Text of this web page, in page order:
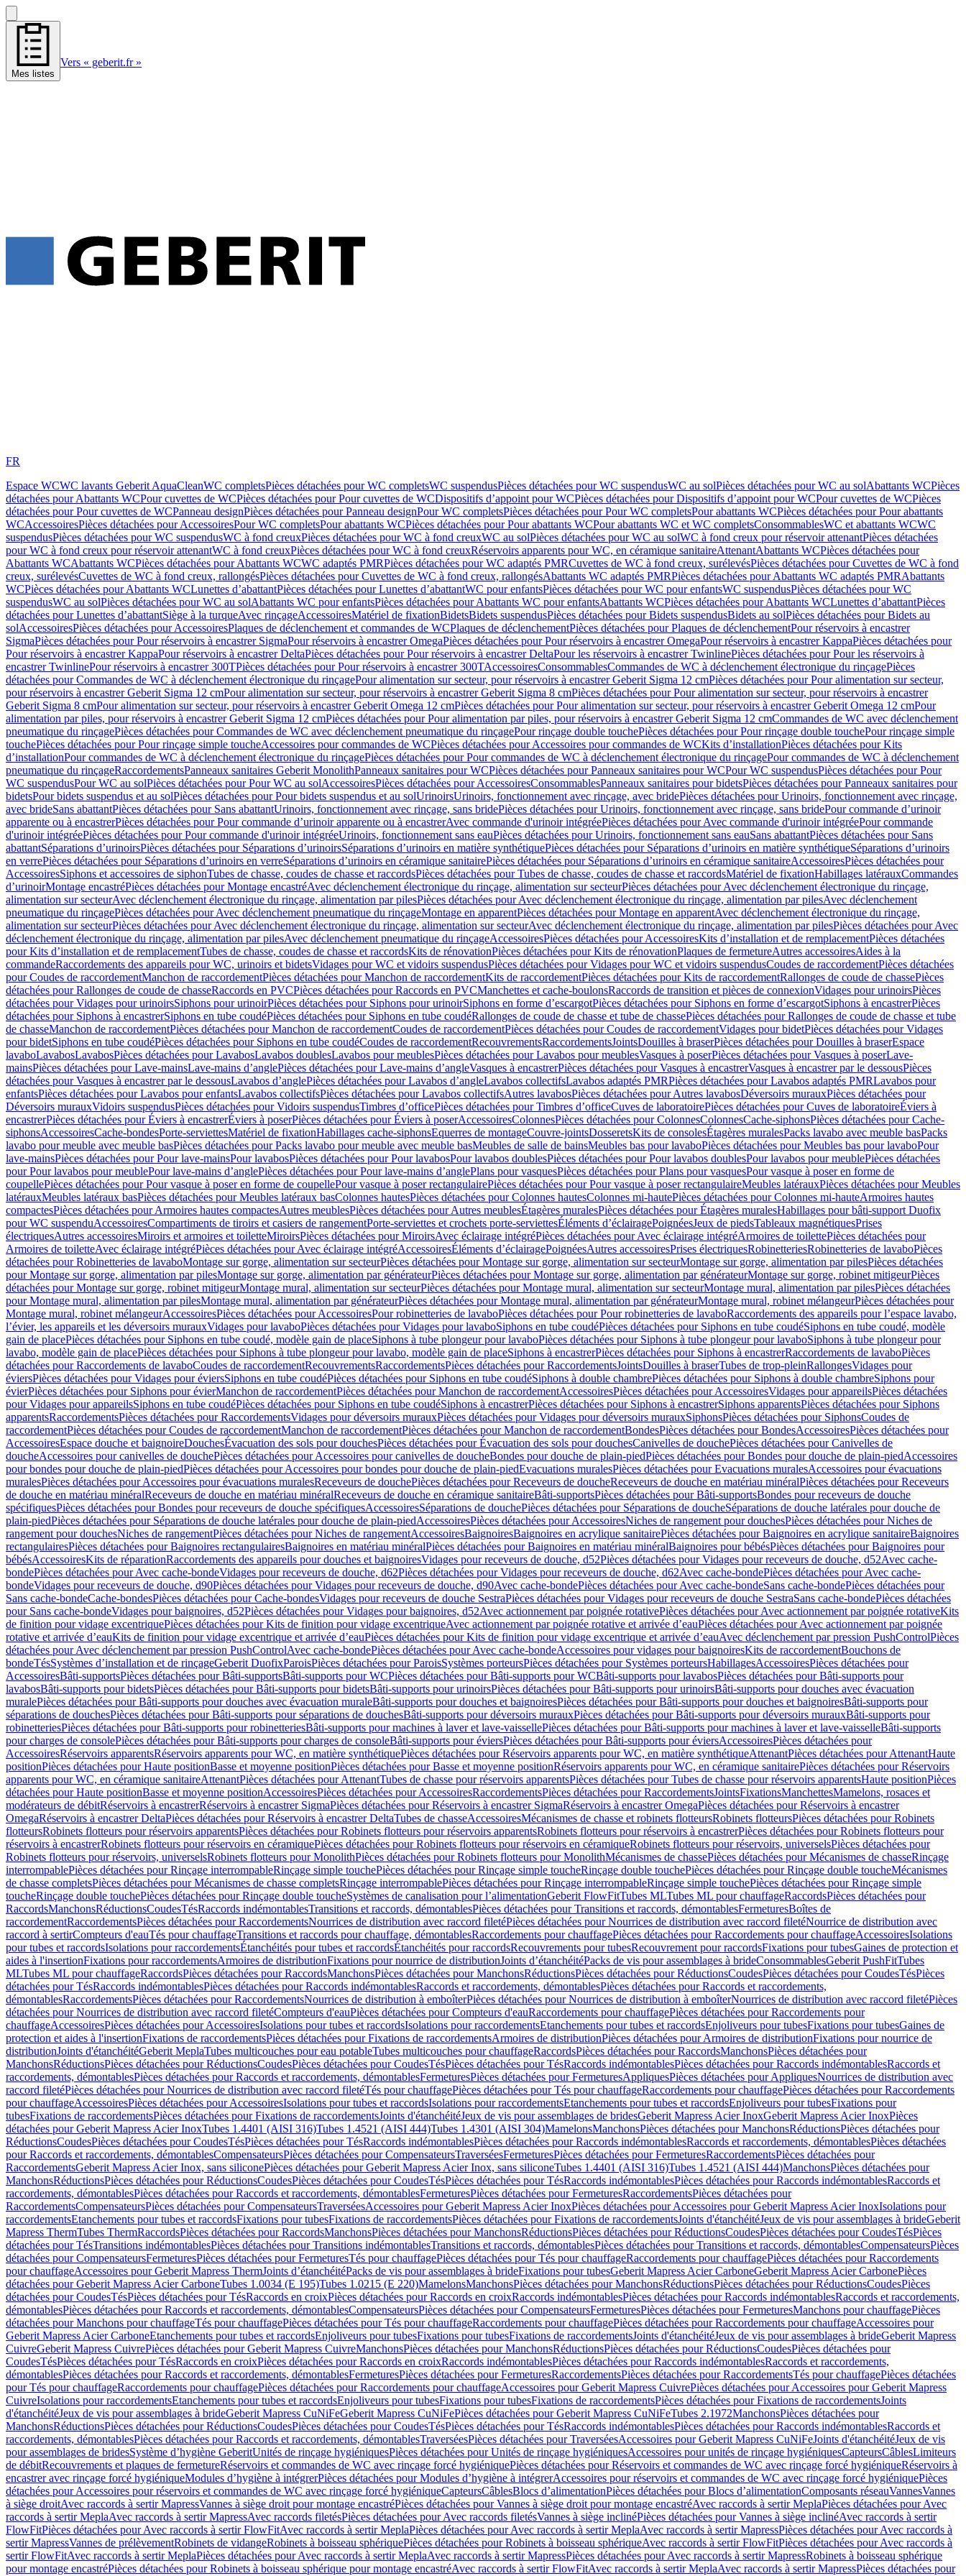
Mes listes
Vers « geberit.fr »
FR
Espace WCWC lavants Geberit AquaCleanWC completsPièces détachées pour WC completsWC suspendusPièces détachées pour WC suspendusWC au solPièces détachées pour WC au solAbattants WCPièces
détachées pour Abattants WCPour cuvettes de WCPièces détachées pour Pour cuvettes de WCDispositifs d’appoint pour WCPièces détachées pour Dispositifs d’appoint pour WCPour cuvettes de WCPièces
détachées pour Pour cuvettes de WCPanneau designPièces détachées pour Panneau designPour WC completsPièces détachées pour Pour WC completsPour abattants WCPièces détachées pour Pour abattants
WCAccessoiresPièces détachées pour AccessoiresPour WC completsPour abattants WCPièces détachées pour Pour abattants WCPour abattants WC et WC completsConsommablesWC et abattants WCWC
suspendusPièces détachées pour WC suspendusWC à fond creuxPièces détachées pour WC à fond creuxWC au solPièces détachées pour WC au solWC à fond creux pour réservoir attenantPièces détachées
pour WC à fond creux pour réservoir attenantWC à fond creuxPièces détachées pour WC à fond creuxRéservoirs apparents pour WC, en céramique sanitaireAttenantAbattants WCPièces détachées pour
Abattants WCAbattants WCPièces détachées pour Abattants WCWC adaptés PMRPièces détachées pour WC adaptés PMRCuvettes de WC à fond creux, surélevésPièces détachées pour Cuvettes de WC à fond
creux, surélevésCuvettes de WC à fond creux, rallongésPièces détachées pour Cuvettes de WC à fond creux, rallongésAbattants WC adaptés PMRPièces détachées pour Abattants WC adaptés PMRAbattants
WCPièces détachées pour Abattants WCLunettes d’abattantPièces détachées pour Lunettes d’abattantWC pour enfantsPièces détachées pour WC pour enfantsWC suspendusPièces détachées pour WC
suspendusWC au solPièces détachées pour WC au solAbattants WC pour enfantsPièces détachées pour Abattants WC pour enfantsAbattants WCPièces détachées pour Abattants WCLunettes d’abattantPièces
détachées pour Lunettes d’abattantSiège à la turqueAvec rinçageAccessoiresMatériel de fixationBidetsBidets suspendusPièces détachées pour Bidets suspendusBidets au solPièces détachées pour Bidets au
solAccessoiresPièces détachées pour AccessoiresPlaques de déclenchement et commandes de WCPlaques de déclenchementPièces détachées pour Plaques de déclenchementPour réservoirs à encastrer
SigmaPièces détachées pour Pour réservoirs à encastrer SigmaPour réservoirs à encastrer OmegaPièces détachées pour Pour réservoirs à encastrer OmegaPour réservoirs à encastrer KappaPièces détachées pour
Pour réservoirs à encastrer KappaPour réservoirs à encastrer DeltaPièces détachées pour Pour réservoirs à encastrer DeltaPour les réservoirs à encastrer TwinlinePièces détachées pour Pour les réservoirs à
encastrer TwinlinePour réservoirs à encastrer 300TPièces détachées pour Pour réservoirs à encastrer 300TAccessoiresConsommablesCommandes de WC à déclenchement électronique du rinçagePièces
détachées pour Commandes de WC à déclenchement électronique du rinçagePour alimentation sur secteur, pour réservoirs à encastrer Geberit Sigma 12 cmPièces détachées pour Pour alimentation sur secteur,
pour réservoirs à encastrer Geberit Sigma 12 cmPour alimentation sur secteur, pour réservoirs à encastrer Geberit Sigma 8 cmPièces détachées pour Pour alimentation sur secteur, pour réservoirs à encastrer
Geberit Sigma 8 cmPour alimentation sur secteur, pour réservoirs à encastrer Geberit Omega 12 cmPièces détachées pour Pour alimentation sur secteur, pour réservoirs à encastrer Geberit Omega 12 cmPour
alimentation par piles, pour réservoirs à encastrer Geberit Sigma 12 cmPièces détachées pour Pour alimentation par piles, pour réservoirs à encastrer Geberit Sigma 12 cmCommandes de WC avec déclenchement
pneumatique du rinçagePièces détachées pour Commandes de WC avec déclenchement pneumatique du rinçagePour rinçage double touchePièces détachées pour Pour rinçage double touchePour rinçage simple
touchePièces détachées pour Pour rinçage simple toucheAccessoires pour commandes de WCPièces détachées pour Accessoires pour commandes de WCKits d’installationPièces détachées pour Kits
d’installationPour commandes de WC à déclenchement électronique du rinçagePièces détachées pour Pour commandes de WC à déclenchement électronique du rinçagePour commandes de WC à déclenchement
pneumatique du rinçageRaccordementsPanneaux sanitaires Geberit MonolithPanneaux sanitaires pour WCPièces détachées pour Panneaux sanitaires pour WCPour WC suspendusPièces détachées pour Pour
WC suspendusPour WC au solPièces détachées pour Pour WC au solAccessoiresPièces détachées pour AccessoiresConsommablesPanneaux sanitaires pour bidetsPièces détachées pour Panneaux sanitaires pour
bidetsPour bidets suspendus et au solPièces détachées pour Pour bidets suspendus et au solUrinoirsUrinoirs, fonctionnement avec rinçage, avec bridePièces détachées pour Urinoirs, fonctionnement avec rinçage,
avec brideSans abattantPièces détachées pour Sans abattantUrinoirs, fonctionnement avec rinçage, sans bridePièces détachées pour Urinoirs, fonctionnement avec rinçage, sans bridePour commande d’urinoir
apparente ou à encastrerPièces détachées pour Pour commande d’urinoir apparente ou à encastrerAvec commande d'urinoir intégréePièces détachées pour Avec commande d'urinoir intégréePour commande
d'urinoir intégréePièces détachées pour Pour commande d'urinoir intégréeUrinoirs, fonctionnement sans eauPièces détachées pour Urinoirs, fonctionnement sans eauSans abattantPièces détachées pour Sans
abattantSéparations d’urinoirsPièces détachées pour Séparations d’urinoirsSéparations d’urinoirs en matière synthétiquePièces détachées pour Séparations d’urinoirs en matière synthétiqueSéparations d’urinoirs
en verrePièces détachées pour Séparations d’urinoirs en verreSéparations d’urinoirs en céramique sanitairePièces détachées pour Séparations d’urinoirs en céramique sanitaireAccessoiresPièces détachées pour
AccessoiresSiphons et accessoires de siphonTubes de chasse, coudes de chasse et raccordsPièces détachées pour Tubes de chasse, coudes de chasse et raccordsMatériel de fixationHabillages latérauxCommandes
dʼurinoirMontage encastréPièces détachées pour Montage encastréAvec déclenchement électronique du rinçage, alimentation sur secteurPièces détachées pour Avec déclenchement électronique du rinçage,
alimentation sur secteurAvec déclenchement électronique du rinçage, alimentation par pilesPièces détachées pour Avec déclenchement électronique du rinçage, alimentation par pilesAvec déclenchement
pneumatique du rinçagePièces détachées pour Avec déclenchement pneumatique du rinçageMontage en apparentPièces détachées pour Montage en apparentAvec déclenchement électronique du rinçage,
alimentation sur secteurPièces détachées pour Avec déclenchement électronique du rinçage, alimentation sur secteurAvec déclenchement électronique du rinçage, alimentation par pilesPièces détachées pour Avec
déclenchement électronique du rinçage, alimentation par pilesAvec déclenchement pneumatique du rinçageAccessoiresPièces détachées pour AccessoiresKits d’installation et de remplacementPièces détachées
pour Kits d’installation et de remplacementTubes de chasse, coudes de chasse et raccordsKits de rénovationPièces détachées pour Kits de rénovationPlaques de fermetureAutres accessoiresAides à la
commandeRaccordements des appareils pour WC, urinoirs et bidetsVidages pour WC et vidoirs suspendusPièces détachées pour Vidages pour WC et vidoirs suspendusCoudes de raccordementPièces détachées
pour Coudes de raccordementManchon de raccordementPièces détachées pour Manchon de raccordementKits de raccordementPièces détachées pour Kits de raccordementRallonges de coude de chassePièces
détachées pour Rallonges de coude de chasseRaccords en PVCPièces détachées pour Raccords en PVCManchettes et cache-boulonsRaccords de transition et pièces de connexionVidages pour urinoirsPièces
détachées pour Vidages pour urinoirsSiphons pour urinoirPièces détachées pour Siphons pour urinoirSiphons en forme d’escargotPièces détachées pour Siphons en forme d’escargotSiphons à encastrerPièces
détachées pour Siphons à encastrerSiphons en tube coudéPièces détachées pour Siphons en tube coudéRallonges de coude de chasse et tube de chassePièces détachées pour Rallonges de coude de chasse et tube
de chasseManchon de raccordementPièces détachées pour Manchon de raccordementCoudes de raccordementPièces détachées pour Coudes de raccordementVidages pour bidetPièces détachées pour Vidages
pour bidetSiphons en tube coudéPièces détachées pour Siphons en tube coudéCoudes de raccordementRecouvrementsRaccordementsJointsDouilles à braserPièces détachées pour Douilles à braserEspace
lavaboLavabosLavabosPièces détachées pour LavabosLavabos doublesLavabos pour meublesPièces détachées pour Lavabos pour meublesVasques à poserPièces détachées pour Vasques à poserLave-
mainsPièces détachées pour Lave-mainsLave-mains d’anglePièces détachées pour Lave-mains d’angleVasques à encastrerPièces détachées pour Vasques à encastrerVasques à encastrer par le dessousPièces
détachées pour Vasques à encastrer par le dessousLavabos d’anglePièces détachées pour Lavabos d’angleLavabos collectifsLavabos adaptés PMRPièces détachées pour Lavabos adaptés PMRLavabos pour
enfantsPièces détachées pour Lavabos pour enfantsLavabos collectifsPièces détachées pour Lavabos collectifsAutres lavabosPièces détachées pour Autres lavabosDéversoirs murauxPièces détachées pour
Déversoirs murauxVidoirs suspendusPièces détachées pour Vidoirs suspendusTimbres dʼofficePièces détachées pour Timbres dʼofficeCuves de laboratoirePièces détachées pour Cuves de laboratoireÉviers à
encastrerPièces détachées pour Éviers à encastrerÉviers à poserPièces détachées pour Éviers à poserAccessoiresColonnesPièces détachées pour ColonnesColonnesCache-siphonsPièces détachées pour Cache-
siphonsAccessoiresCache-bondesPorte-serviettesMatériel de fixationHabillages cache-siphonsEquerres de montageCouvre-jointsDosseretsKits de consolesÉtagères muralesPacks lavabo avec meuble basPacks
lavabo pour meuble avec meuble basPièces détachées pour Packs lavabo pour meuble avec meuble basMeubles de salle de bainsMeubles bas pour lavaboPièces détachées pour Meubles bas pour lavaboPour
lave-mainsPièces détachées pour Pour lave-mainsPour lavabosPièces détachées pour Pour lavabosPour lavabos doublesPièces détachées pour Pour lavabos doublesPour lavabos pour meublePièces détachées
pour Pour lavabos pour meublePour lave-mains d’anglePièces détachées pour Pour lave-mains d’anglePlans pour vasquesPièces détachées pour Plans pour vasquesPour vasque à poser en forme de
coupellePièces détachées pour Pour vasque à poser en forme de coupellePour vasque à poser rectangulairePièces détachées pour Pour vasque à poser rectangulaireMeubles latérauxPièces détachées pour Meubles
latérauxMeubles latéraux basPièces détachées pour Meubles latéraux basColonnes hautesPièces détachées pour Colonnes hautesColonnes mi-hautePièces détachées pour Colonnes mi-hauteArmoires hautes
compactesPièces détachées pour Armoires hautes compactesAutres meublesPièces détachées pour Autres meublesÉtagères muralesPièces détachées pour Étagères muralesHabillages pour bâti-support Duofix
pour WC suspenduAccessoiresCompartiments de tiroirs et casiers de rangementPorte-serviettes et crochets porte-serviettesÉléments d’éclairagePoignéesJeux de piedsTableaux magnétiquesPrises
électriquesAutres accessoiresMiroirs et armoires et toiletteMiroirsPièces détachées pour MiroirsAvec éclairage intégréPièces détachées pour Avec éclairage intégréArmoires de toilettePièces détachées pour
Armoires de toiletteAvec éclairage intégréPièces détachées pour Avec éclairage intégréAccessoiresÉléments d’éclairagePoignéesAutres accessoiresPrises électriquesRobinetteriesRobinetteries de lavaboPièces
détachées pour Robinetteries de lavaboMontage sur gorge, alimentation sur secteurPièces détachées pour Montage sur gorge, alimentation sur secteurMontage sur gorge, alimentation par pilesPièces détachées
pour Montage sur gorge, alimentation par pilesMontage sur gorge, alimentation par générateurPièces détachées pour Montage sur gorge, alimentation par générateurMontage sur gorge, robinet mitigeurPièces
détachées pour Montage sur gorge, robinet mitigeurMontage mural, alimentation sur secteurPièces détachées pour Montage mural, alimentation sur secteurMontage mural, alimentation par pilesPièces détachées
pour Montage mural, alimentation par pilesMontage mural, alimentation par générateurPièces détachées pour Montage mural, alimentation par générateurMontage mural, robinet mélangeurPièces détachées pour
Montage mural, robinet mélangeurAccessoiresPièces détachées pour AccessoiresPour robinetteries de lavaboPièces détachées pour Pour robinetteries de lavaboRaccordements des appareils pour l’espace lavabo,
l’évier, les appareils et les déversoirs murauxVidages pour lavaboPièces détachées pour Vidages pour lavaboSiphons en tube coudéPièces détachées pour Siphons en tube coudéSiphons en tube coudé, modèle
gain de placePièces détachées pour Siphons en tube coudé, modèle gain de placeSiphons à tube plongeur pour lavaboPièces détachées pour Siphons à tube plongeur pour lavaboSiphons à tube plongeur pour
lavabo, modèle gain de placePièces détachées pour Siphons à tube plongeur pour lavabo, modèle gain de placeSiphons à encastrerPièces détachées pour Siphons à encastrerRaccordements de lavaboPièces
détachées pour Raccordements de lavaboCoudes de raccordementRecouvrementsRaccordementsPièces détachées pour RaccordementsJointsDouilles à braserTubes de trop-pleinRallongesVidages pour
éviersPièces détachées pour Vidages pour éviersSiphons en tube coudéPièces détachées pour Siphons en tube coudéSiphons à double chambrePièces détachées pour Siphons à double chambreSiphons pour
évierPièces détachées pour Siphons pour évierManchon de raccordementPièces détachées pour Manchon de raccordementAccessoiresPièces détachées pour AccessoiresVidages pour appareilsPièces détachées
pour Vidages pour appareilsSiphons en tube coudéPièces détachées pour Siphons en tube coudéSiphons à encastrerPièces détachées pour Siphons à encastrerSiphons apparentsPièces détachées pour Siphons
apparentsRaccordementsPièces détachées pour RaccordementsVidages pour déversoirs murauxPièces détachées pour Vidages pour déversoirs murauxSiphonsPièces détachées pour SiphonsCoudes de
raccordementPièces détachées pour Coudes de raccordementManchon de raccordementPièces détachées pour Manchon de raccordementBondesPièces détachées pour BondesAccessoiresPièces détachées pour
AccessoiresEspace douche et baignoireDouchesÉvacuation des sols pour douchesPièces détachées pour Évacuation des sols pour douchesCanivelles de douchePièces détachées pour Canivelles de
doucheAccessoires pour canivelles de douchePièces détachées pour Accessoires pour canivelles de doucheBondes pour douche de plain-piedPièces détachées pour Bondes pour douche de plain-piedAccessoires
pour bondes pour douche de plain-piedPièces détachées pour Accessoires pour bondes pour douche de plain-piedEvacuations muralesPièces détachées pour Evacuations muralesAccessoires pour évacuations
muralesPièces détachées pour Accessoires pour évacuations muralesReceveurs de douchePièces détachées pour Receveurs de doucheReceveurs de douche en matériau minéralPièces détachées pour Receveurs
de douche en matériau minéralReceveurs de douche en matériau minéralReceveurs de douche en céramique sanitaireBâti-supportsPièces détachées pour Bâti-supportsBondes pour receveurs de douche
spécifiquesPièces détachées pour Bondes pour receveurs de douche spécifiquesAccessoiresSéparations de douchePièces détachées pour Séparations de doucheSéparations de douche latérales pour douche de
plain-piedPièces détachées pour Séparations de douche latérales pour douche de plain-piedAccessoiresPièces détachées pour AccessoiresNiches de rangement pour douchesPièces détachées pour Niches de
rangement pour douchesNiches de rangementPièces détachées pour Niches de rangementAccessoiresBaignoiresBaignoires en acrylique sanitairePièces détachées pour Baignoires en acrylique sanitaireBaignoires
rectangulairesPièces détachées pour Baignoires rectangulairesBaignoires en matériau minéralPièces détachées pour Baignoires en matériau minéralBaignoires pour bébésPièces détachées pour Baignoires pour
bébésAccessoiresKits de réparationRaccordements des appareils pour douches et baignoiresVidages pour receveurs de douche, d52Pièces détachées pour Vidages pour receveurs de douche, d52Avec cache-
bondePièces détachées pour Avec cache-bondeVidages pour receveurs de douche, d62Pièces détachées pour Vidages pour receveurs de douche, d62Avec cache-bondePièces détachées pour Avec cache-
bondeVidages pour receveurs de douche, d90Pièces détachées pour Vidages pour receveurs de douche, d90Avec cache-bondePièces détachées pour Avec cache-bondeSans cache-bondePièces détachées pour
Sans cache-bondeCache-bondesPièces détachées pour Cache-bondesVidages pour receveurs de douche SestraPièces détachées pour Vidages pour receveurs de douche SestraSans cache-bondePièces détachées
pour Sans cache-bondeVidages pour baignoires, d52Pièces détachées pour Vidages pour baignoires, d52Avec actionnement par poignée rotativePièces détachées pour Avec actionnement par poignée rotativeKits
de finition pour vidage excentriquePièces détachées pour Kits de finition pour vidage excentriqueAvec actionnement par poignée rotative et arrivée d’eauPièces détachées pour Avec actionnement par poignée
rotative et arrivée d’eauKits de finition pour vidage excentrique et arrivée d’eauPièces détachées pour Kits de finition pour vidage excentrique et arrivée d’eauAvec déclenchement par pression PushControlPièces
détachées pour Avec déclenchement par pression PushControlAvec cache-bondePièces détachées pour Avec cache-bondeAccessoires pour vidages pour baignoiresKits de raccordementBouchons de
bondeTésSystèmes d’installation et de rinçageGeberit DuofixParoisPièces détachées pour ParoisSystèmes porteursPièces détachées pour Systèmes porteursHabillagesAccessoiresPièces détachées pour
AccessoiresBâti-supportsPièces détachées pour Bâti-supportsBâti-supports pour WCPièces détachées pour Bâti-supports pour WCBâti-supports pour lavabosPièces détachées pour Bâti-supports pour
lavabosBâti-supports pour bidetsPièces détachées pour Bâti-supports pour bidetsBâti-supports pour urinoirsPièces détachées pour Bâti-supports pour urinoirsBâti-supports pour douches avec évacuation
muralePièces détachées pour Bâti-supports pour douches avec évacuation muraleBâti-supports pour douches et baignoiresPièces détachées pour Bâti-supports pour douches et baignoiresBâti-supports pour
séparations de douchesPièces détachées pour Bâti-supports pour séparations de douchesBâti-supports pour déversoirs murauxPièces détachées pour Bâti-supports pour déversoirs murauxBâti-supports pour
robinetteriesPièces détachées pour Bâti-supports pour robinetteriesBâti-supports pour machines à laver et lave-vaissellePièces détachées pour Bâti-supports pour machines à laver et lave-vaisselleBâti-supports
pour charges de consolePièces détachées pour Bâti-supports pour charges de consoleBâti-supports pour éviersPièces détachées pour Bâti-supports pour éviersAccessoiresPièces détachées pour
AccessoiresRéservoirs apparentsRéservoirs apparents pour WC, en matière synthétiquePièces détachées pour Réservoirs apparents pour WC, en matière synthétiqueAttenantPièces détachées pour AttenantHaute
positionPièces détachées pour Haute positionBasse et moyenne positionPièces détachées pour Basse et moyenne positionRéservoirs apparents pour WC, en céramique sanitairePièces détachées pour Réservoirs
apparents pour WC, en céramique sanitaireAttenantPièces détachées pour AttenantTubes de chasse pour réservoirs apparentsPièces détachées pour Tubes de chasse pour réservoirs apparentsHaute positionPièces
détachées pour Haute positionBasse et moyenne positionAccessoiresPièces détachées pour AccessoiresRaccordementsPièces détachées pour RaccordementsJointsFixationsManchettesMamelons, rosaces et
modérateurs de débitRéservoirs à encastrerRéservoirs à encastrer SigmaPièces détachées pour Réservoirs à encastrer SigmaRéservoirs à encastrer OmegaPièces détachées pour Réservoirs à encastrer
OmegaRéservoirs à encastrer DeltaPièces détachées pour Réservoirs à encastrer DeltaTubes de chasseAccessoiresMécanismes de chasse et robinets flotteursRobinets flotteursPièces détachées pour Robinets
flotteursRobinets flotteurs pour réservoirs apparentsPièces détachées pour Robinets flotteurs pour réservoirs apparentsRobinets flotteurs pour réservoirs à encastrerPièces détachées pour Robinets flotteurs pour
réservoirs à encastrerRobinets flotteurs pour réservoirs en céramiquePièces détachées pour Robinets flotteurs pour réservoirs en céramiqueRobinets flotteurs pour réservoirs, universelsPièces détachées pour
Robinets flotteurs pour réservoirs, universelsRobinets flotteurs pour MonolithPièces détachées pour Robinets flotteurs pour MonolithMécanismes de chassePièces détachées pour Mécanismes de chasseRinçage
interrompablePièces détachées pour Rinçage interrompableRinçage simple touchePièces détachées pour Rinçage simple toucheRinçage double touchePièces détachées pour Rinçage double toucheMécanismes
de chasse completsPièces détachées pour Mécanismes de chasse completsRinçage interrompablePièces détachées pour Rinçage interrompableRinçage simple touchePièces détachées pour Rinçage simple
toucheRinçage double touchePièces détachées pour Rinçage double toucheSystèmes de canalisation pour l’alimentationGeberit FlowFitTubes MLTubes ML pour chauffageRaccordsPièces détachées pour
RaccordsManchonsRéductionsCoudesTésRaccords indémontablesTransitions et raccords, démontablesPièces détachées pour Transitions et raccords, démontablesFermeturesBoîtes de
raccordementRaccordementsPièces détachées pour RaccordementsNourrices de distribution avec raccord filetéPièces détachées pour Nourrices de distribution avec raccord filetéNourrice de distribution avec
raccord à sertirCompteurs d'eauTés pour chauffageTransitions et raccords pour chauffage, démontablesRaccordements pour chauffagePièces détachées pour Raccordements pour chauffageAccessoiresIsolations
pour tubes et raccordsIsolations pour raccordementsÉtanchéités pour tubes et raccordsÉtanchéités pour raccordsRecouvrements pour tubesRecouvrement pour raccordsFixations pour tubesGaines de protection et
aides à l'insertionFixations pour raccordementsArmoires de distributionFixations pour nourrice de distributionJoints d’étanchéitéPacks de vis pour assemblages à brideConsommablesGeberit PushFitTubes
MLTubes ML pour chauffageRaccordsPièces détachées pour RaccordsManchonsPièces détachées pour ManchonsRéductionsPièces détachées pour RéductionsCoudesPièces détachées pour CoudesTésPièces
détachées pour TésRaccords indémontablesPièces détachées pour Raccords indémontablesRaccords et raccordements, démontablesPièces détachées pour Raccords et raccordements,
démontablesRaccordementsPièces détachées pour RaccordementsNourrices de distribution à emboîterPièces détachées pour Nourrices de distribution à emboîterNourrices de distribution avec raccord filetéPièces
détachées pour Nourrices de distribution avec raccord filetéCompteurs d'eauPièces détachées pour Compteurs d'eauRaccordements pour chauffagePièces détachées pour Raccordements pour
chauffageAccessoiresPièces détachées pour AccessoiresIsolations pour tubes et raccordsIsolations pour raccordementsEtanchements pour tubes et raccordsEnjoliveurs pour tubesFixations pour tubesGaines de
protection et aides à l'insertionFixations de raccordementsPièces détachées pour Fixations de raccordementsArmoires de distributionPièces détachées pour Armoires de distributionFixations pour nourrice de
distributionJoints d'étanchéitéGeberit MeplaTubes multicouches pour eau potableTubes multicouches pour chauffageRaccordsPièces détachées pour RaccordsManchonsPièces détachées pour
ManchonsRéductionsPièces détachées pour RéductionsCoudesPièces détachées pour CoudesTésPièces détachées pour TésRaccords indémontablesPièces détachées pour Raccords indémontablesRaccords et
raccordements, démontablesPièces détachées pour Raccords et raccordements, démontablesFermeturesPièces détachées pour FermeturesAppliquesPièces détachées pour AppliquesNourrices de distribution avec
raccord filetéPièces détachées pour Nourrices de distribution avec raccord filetéTés pour chauffagePièces détachées pour Tés pour chauffageRaccordements pour chauffagePièces détachées pour Raccordements
pour chauffageAccessoiresPièces détachées pour AccessoiresIsolations pour tubes et raccordsIsolations pour raccordementsEtanchements pour tubes et raccordsEnjoliveurs pour tubesFixations pour
tubesFixations de raccordementsPièces détachées pour Fixations de raccordementsJoints d'étanchéitéJeux de vis pour assemblages de bridesGeberit Mapress Acier InoxGeberit Mapress Acier InoxPièces
détachées pour Geberit Mapress Acier InoxTubes 1.4401 (AISI 316)Tubes 1.4521 (AISI 444)Tubes 1.4301 (AISI 304)MamelonsManchonsPièces détachées pour ManchonsRéductionsPièces détachées pour
RéductionsCoudesPièces détachées pour CoudesTésPièces détachées pour TésRaccords indémontablesPièces détachées pour Raccords indémontablesRaccords et raccordements, démontablesPièces détachées
pour Raccords et raccordements, démontablesCompensateursPièces détachées pour CompensateursTraverséesFermeturesPièces détachées pour FermeturesRaccordementsPièces détachées pour
RaccordementsGeberit Mapress Acier Inox, sans siliconePièces détachées pour Geberit Mapress Acier Inox, sans siliconeTubes 1.4401 (AISI 316)Tubes 1.4521 (AISI 444)ManchonsPièces détachées pour
ManchonsRéductionsPièces détachées pour RéductionsCoudesPièces détachées pour CoudesTésPièces détachées pour TésRaccords indémontablesPièces détachées pour Raccords indémontablesRaccords et
raccordements, démontablesPièces détachées pour Raccords et raccordements, démontablesFermeturesPièces détachées pour FermeturesRaccordementsPièces détachées pour
RaccordementsCompensateursPièces détachées pour CompensateursTraverséesAccessoires pour Geberit Mapress Acier InoxPièces détachées pour Accessoires pour Geberit Mapress Acier InoxIsolations pour
raccordementsEtanchements pour tubes et raccordsFixations pour tubesFixations de raccordementsPièces détachées pour Fixations de raccordementsJoints d'étanchéitéJeux de vis pour assemblages à brideGeberit
Mapress ThermTubes ThermRaccordsPièces détachées pour RaccordsManchonsPièces détachées pour ManchonsRéductionsPièces détachées pour RéductionsCoudesPièces détachées pour CoudesTésPièces
détachées pour TésTransitions indémontablesPièces détachées pour Transitions indémontablesTransitions et raccords, démontablesPièces détachées pour Transitions et raccords, démontablesCompensateursPièces
détachées pour CompensateursFermeturesPièces détachées pour FermeturesTés pour chauffagePièces détachées pour Tés pour chauffageRaccordements pour chauffagePièces détachées pour Raccordements
pour chauffageAccessoires pour Geberit Mapress ThermJoints d’étanchéitéPacks de vis pour assemblages à brideFixations pour tubesGeberit Mapress Acier CarboneGeberit Mapress Acier CarbonePièces
détachées pour Geberit Mapress Acier CarboneTubes 1.0034 (E 195)Tubes 1.0215 (E 220)MamelonsManchonsPièces détachées pour ManchonsRéductionsPièces détachées pour RéductionsCoudesPièces
détachées pour CoudesTésPièces détachées pour TésRaccords en croixPièces détachées pour Raccords en croixRaccords indémontablesPièces détachées pour Raccords indémontablesRaccords et raccordements,
démontablesPièces détachées pour Raccords et raccordements, démontablesCompensateursPièces détachées pour CompensateursFermeturesPièces détachées pour FermeturesManchons pour chauffagePièces
détachées pour Manchons pour chauffageTés pour chauffagePièces détachées pour Tés pour chauffageRaccordements pour chauffagePièces détachées pour Raccordements pour chauffageAccessoires pour
Geberit Mapress Acier CarboneEtanchements pour tubes et raccordsEnjoliveurs pour tubesFixations pour tubesFixations de raccordementsJoints d'étanchéitéJeux de vis pour assemblages à brideGeberit Mapress
CuivreGeberit Mapress CuivrePièces détachées pour Geberit Mapress CuivreManchonsPièces détachées pour ManchonsRéductionsPièces détachées pour RéductionsCoudesPièces détachées pour
CoudesTésPièces détachées pour TésRaccords en croixPièces détachées pour Raccords en croixRaccords indémontablesPièces détachées pour Raccords indémontablesRaccords et raccordements,
démontablesPièces détachées pour Raccords et raccordements, démontablesFermeturesPièces détachées pour FermeturesRaccordementsPièces détachées pour RaccordementsTés pour chauffagePièces détachées
pour Tés pour chauffageRaccordements pour chauffagePièces détachées pour Raccordements pour chauffageAccessoires pour Geberit Mapress CuivrePièces détachées pour Accessoires pour Geberit Mapress
CuivreIsolations pour raccordementsEtanchements pour tubes et raccordsEnjoliveurs pour tubesFixations pour tubesFixations de raccordementsPièces détachées pour Fixations de raccordementsJoints
d'étanchéitéJeux de vis pour assemblages à brideGeberit Mapress CuNiFeGeberit Mapress CuNiFePièces détachées pour Geberit Mapress CuNiFeTubes 2.1972ManchonsPièces détachées pour
ManchonsRéductionsPièces détachées pour RéductionsCoudesPièces détachées pour CoudesTésPièces détachées pour TésRaccords indémontablesPièces détachées pour Raccords indémontablesRaccords et
raccordements, démontablesPièces détachées pour Raccords et raccordements, démontablesTraverséesPièces détachées pour TraverséesAccessoires pour Geberit Mapress CuNiFeJoints d'étanchéitéJeux de vis
pour assemblages de bridesSystème d’hygiène GeberitUnités de rinçage hygiéniquesPièces détachées pour Unités de rinçage hygiéniquesAccessoires pour unités de rinçage hygiéniquesCapteursCâblesLimiteurs
de débitRecouvrements et plaques de fermetureRéservoirs et commandes de WC avec rinçage forcé hygiéniquePièces détachées pour Réservoirs et commandes de WC avec rinçage forcé hygiéniqueRéservoirs à
encastrer avec rinçage forcé hygiéniqueModules d’hygiène à intégrerPièces détachées pour Modules d’hygiène à intégrerAccessoires pour réservoirs et commandes de WC avec rinçage forcé hygiéniquePièces
détachées pour Accessoires pour réservoirs et commandes de WC avec rinçage forcé hygiéniqueCapteursCâblesBlocs d’alimentationPièces détachées pour Blocs d’alimentationComposants réseauVannesVannes
à siège droitAvec raccords à sertir MapressVannes à siège droit pour montage encastréPièces détachées pour Vannes à siège droit pour montage encastréAvec raccords à sertir MeplaPièces détachées pour Avec
raccords à sertir MeplaAvec raccords à sertir MapressAvec raccords filetésPièces détachées pour Avec raccords filetésVannes à siège inclinéPièces détachées pour Vannes à siège inclinéAvec raccords à sertir
FlowFitPièces détachées pour Avec raccords à sertir FlowFitAvec raccords à sertir MeplaPièces détachées pour Avec raccords à sertir MeplaAvec raccords à sertir MapressPièces détachées pour Avec raccords à
sertir MapressVannes de prélèvementRobinets de vidangeRobinets à boisseau sphériquePièces détachées pour Robinets à boisseau sphériqueAvec raccords à sertir FlowFitPièces détachées pour Avec raccords à
sertir FlowFitAvec raccords à sertir MeplaPièces détachées pour Avec raccords à sertir MeplaAvec raccords à sertir MapressPièces détachées pour Avec raccords à sertir MapressRobinets à boisseau sphérique
pour montage encastréPièces détachées pour Robinets à boisseau sphérique pour montage encastréAvec raccords à sertir FlowFitAvec raccords à sertir MeplaAvec raccords à sertir MapressPièces détachées pour